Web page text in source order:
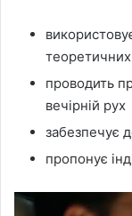
теоретичних
проводить
вечірній рух
забезпечує
пропонує